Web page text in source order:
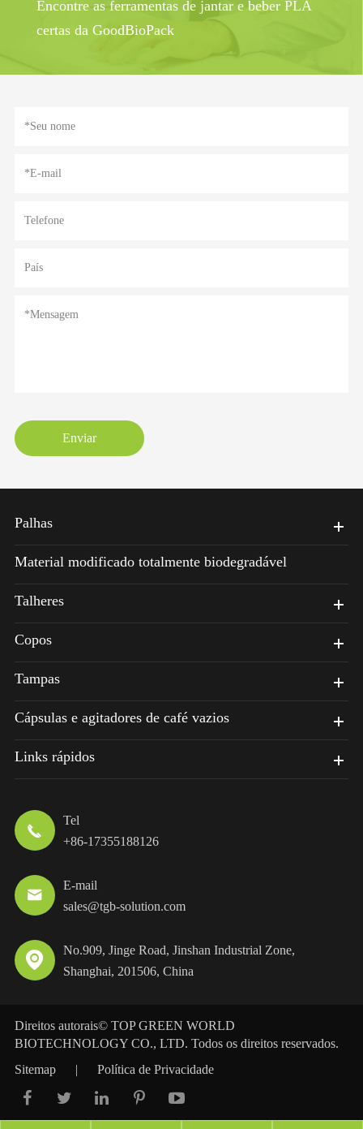
Encontre as ferramentas de jantar e beber PLA
certas da GoodBioPack
Enviar
Palhas
Material modificado totalmente biodegradável
Talheres
Copos
Tampas
Cápsulas e agitadores de café vazios
Links rápidos

Tel
+86-17355188126

E-mail
sales@tgb-solution.com

No.909, Jinge Road, Jinshan Industrial Zone,
Shanghai, 201506, China
Direitos autorais© TOP GREEN WORLD
BIOTECHNOLOGY CO., LTD. Todos os direitos reservados.
Sitemap
| Política de Privacidade